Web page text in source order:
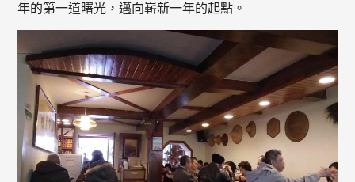
年的第一道曙光，邁向嶄新一年的起點。